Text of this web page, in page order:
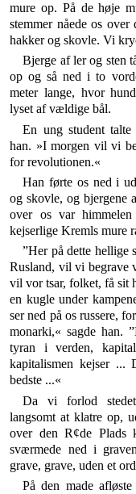
mure op. På de høje
stemmer nåede os
hakker og skovle. Vi
Bjerge af ler og sten
op og så ned i to
meter lange, hvor
lyset af vældige bål.
En ung student
han. »I morgen vil vi
for revolutionen.«
Han førte os ned i
og skovle, og bjergene
over os var
kejserlige Kremls mure
”Her på dette hellige
Rusland, vil vi begrave
vil vor tsar, folket, få sit
en kugle under
ser ned på os russere,
monarki,« sagde han.
tyran i verden,
kapitalismen kejser ...
bedste ...«
Da vi forlod
langsomt at klatre op,
over den R¢de Plads
sværmede ned i
grave, grave, uden et
På den made